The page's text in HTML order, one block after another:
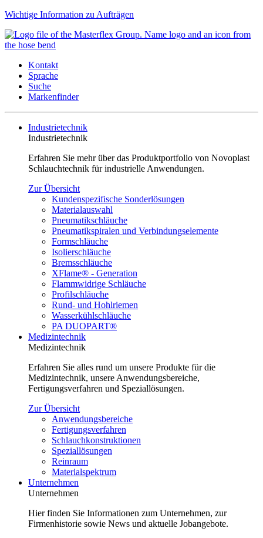
Wichtige Information zu Aufträgen
Kontakt
Sprache
Suche
Markenfinder
Industrietechnik
Industrietechnik
Erfahren Sie mehr über das Produktportfolio von Novoplast
Schlauchtechnik für industrielle Anwendungen.
Zur Übersicht
Kundenspezifische Sonderlösungen
Materialauswahl
Pneumatikschläuche
Pneumatikspiralen und Verbindungselemente
Formschläuche
Isolierschläuche
Bremsschläuche
XFlame® - Generation
Flammwidrige Schläuche
Profilschläuche
Rund- und Hohlriemen
Wasserkühlschläuche
PA DUOPART®
Medizintechnik
Medizintechnik
Erfahren Sie alles rund um unsere Produkte für die
Medizintechnik, unsere Anwendungsbereiche,
Fertigungsverfahren und Speziallösungen.
Zur Übersicht
Anwendungsbereiche
Fertigungsverfahren
Schlauchkonstruktionen
Speziallösungen
Reinraum
Materialspektrum
Unternehmen
Unternehmen
Hier finden Sie Informationen zum Unternehmen, zur
Firmenhistorie sowie News und aktuelle Jobangebote.